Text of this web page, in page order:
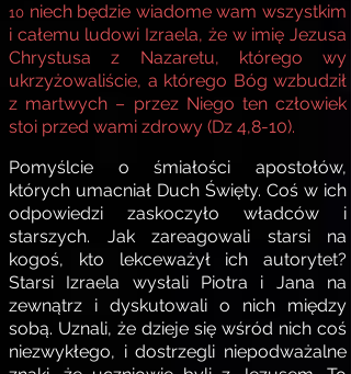
10 niech będzie wiadome wam wszystkim
i całemu ludowi Izraela, że w imię Jezusa
Chrystusa z Nazaretu, którego wy
ukrzyżowaliście, a którego Bóg wzbudził
z martwych – przez Niego ten człowiek
stoi przed wami zdrowy (Dz 4,8-10).
Pomyślcie o śmiałości apostołów,
których umacniał Duch Święty. Coś w ich
odpowiedzi zaskoczyło władców i
starszych. Jak zareagowali starsi na
kogoś, kto lekceważył ich autorytet?
Starsi Izraela wysłali Piotra i Jana na
zewnątrz i dyskutowali o nich między
sobą. Uznali, że dzieje się wśród nich coś
niezwykłego, i dostrzegli niepodważalne